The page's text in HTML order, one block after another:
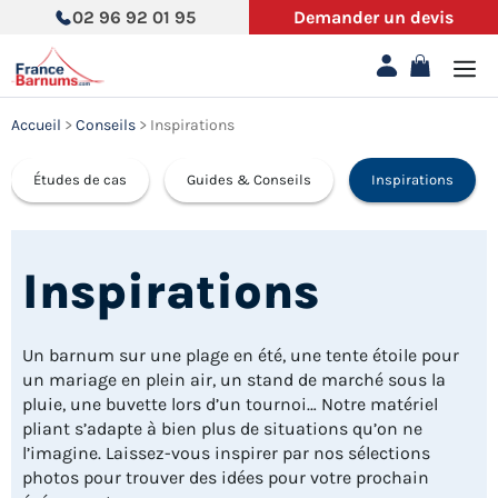
contenu
02 96 92 01 95 Demander un devis
Accueil >Conseils > Inspirations
Études de cas Guides & Conseils Inspirations
Inspirations
Un barnum sur une plage en été, une tente étoile pour
un mariage en plein air, un stand de marché sous la
pluie, une buvette lors d’un tournoi… Notre matériel
pliant s’adapte à bien plus de situations qu’on ne
l’imagine. Laissez-vous inspirer par nos sélections
photos pour trouver des idées pour votre prochain